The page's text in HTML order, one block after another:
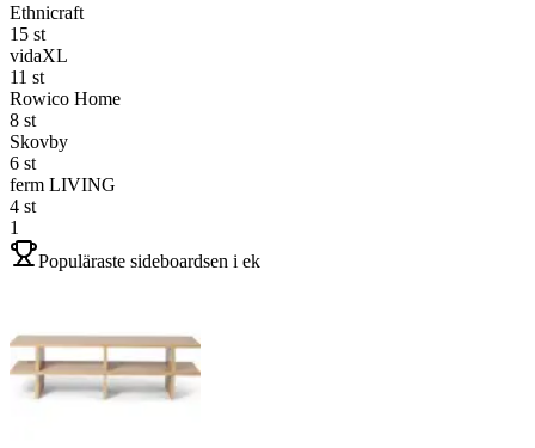
Ethnicraft
15 st
vidaXL
11 st
Rowico Home
8 st
Skovby
6 st
ferm LIVING
4 st
1
Populäraste sideboardsen i ek